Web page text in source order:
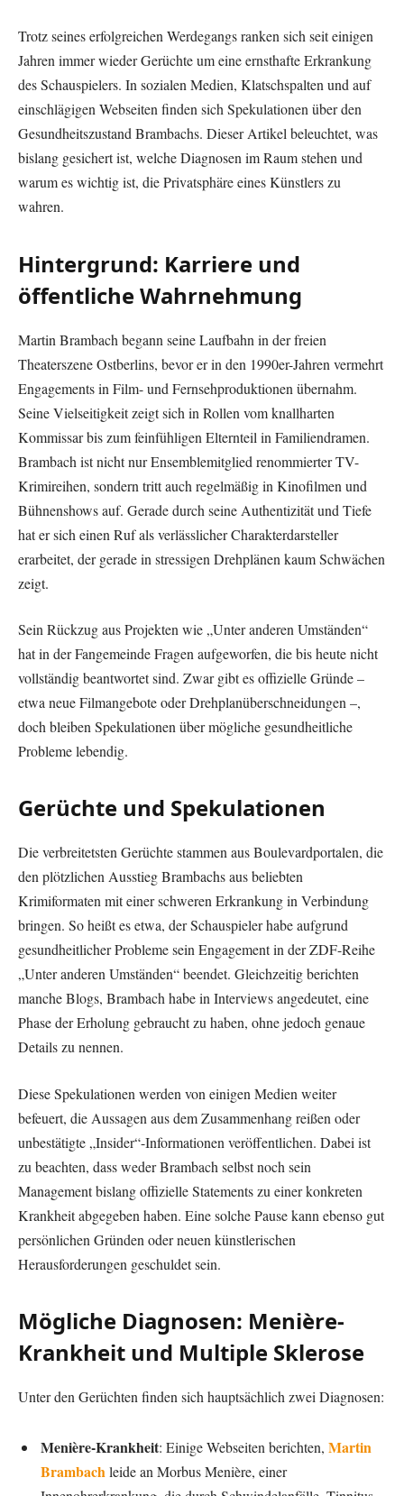
Trotz seines erfolgreichen Werdegangs ranken sich seit einigen
Jahren immer wieder Gerüchte um eine ernsthafte Erkrankung
des Schauspielers. In sozialen Medien, Klatschspalten und auf
einschlägigen Webseiten finden sich Spekulationen über den
Gesundheitszustand Brambachs. Dieser Artikel beleuchtet, was
bislang gesichert ist, welche Diagnosen im Raum stehen und
warum es wichtig ist, die Privatsphäre eines Künstlers zu
wahren.
Hintergrund: Karriere und
öffentliche Wahrnehmung
Martin Brambach begann seine Laufbahn in der freien
Theaterszene Ostberlins, bevor er in den 1990er-Jahren vermehrt
Engagements in Film- und Fernsehproduktionen übernahm.
Seine Vielseitigkeit zeigt sich in Rollen vom knallharten
Kommissar bis zum feinfühligen Elternteil in Familiendramen.
Brambach ist nicht nur Ensemblemitglied renommierter TV-
Krimireihen, sondern tritt auch regelmäßig in Kinofilmen und
Bühnenshows auf. Gerade durch seine Authentizität und Tiefe
hat er sich einen Ruf als verlässlicher Charakterdarsteller
erarbeitet, der gerade in stressigen Drehplänen kaum Schwächen
zeigt.
Sein Rückzug aus Projekten wie „Unter anderen Umständen“
hat in der Fangemeinde Fragen aufgeworfen, die bis heute nicht
vollständig beantwortet sind. Zwar gibt es offizielle Gründe –
etwa neue Filmangebote oder Drehplanüberschneidungen –,
doch bleiben Spekulationen über mögliche gesundheitliche
Probleme lebendig.
Gerüchte und Spekulationen
Die verbreitetsten Gerüchte stammen aus Boulevardportalen, die
den plötzlichen Ausstieg Brambachs aus beliebten
Krimiformaten mit einer schweren Erkrankung in Verbindung
bringen. So heißt es etwa, der Schauspieler habe aufgrund
gesundheitlicher Probleme sein Engagement in der ZDF-Reihe
„Unter anderen Umständen“ beendet. Gleichzeitig berichten
manche Blogs, Brambach habe in Interviews angedeutet, eine
Phase der Erholung gebraucht zu haben, ohne jedoch genaue
Details zu nennen.
Diese Spekulationen werden von einigen Medien weiter
befeuert, die Aussagen aus dem Zusammenhang reißen oder
unbestätigte „Insider“-Informationen veröffentlichen. Dabei ist
zu beachten, dass weder Brambach selbst noch sein
Management bislang offizielle Statements zu einer konkreten
Krankheit abgegeben haben. Eine solche Pause kann ebenso gut
persönlichen Gründen oder neuen künstlerischen
Herausforderungen geschuldet sein.
Mögliche Diagnosen: Menière-
Krankheit und Multiple Sklerose
Unter den Gerüchten finden sich hauptsächlich zwei Diagnosen:
Menière-Krankheit: Einige Webseiten berichten, Martin
Brambachleide an Morbus Menière, einer